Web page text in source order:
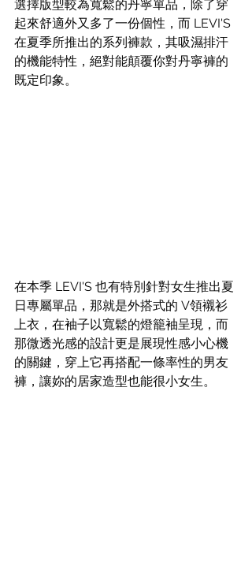
選擇版型較為寬鬆的丹寧單品，除了穿
起來舒適外又多了一份個性，而 LEVI'S
在夏季所推出的系列褲款 ，其吸濕排汗
的機能特性，絕對能顛覆你對丹寧褲的
既定印象。
在本季 LEVI'S 也有特別針對女生推出夏
日專屬單品，那就是外搭式的 V領襯衫
上衣，在袖子以寬鬆的燈籠袖呈現，而
那微透光感的設計更是展現性感小心機
的關鍵，穿上它再搭配一條率性的男友
褲，讓妳的居家造型也能很小女生。